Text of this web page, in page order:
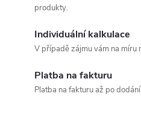
produkty.
Individuální kalkulace
V případě zájmu vám na míru
Platba na fakturu
Platba na fakturu až po